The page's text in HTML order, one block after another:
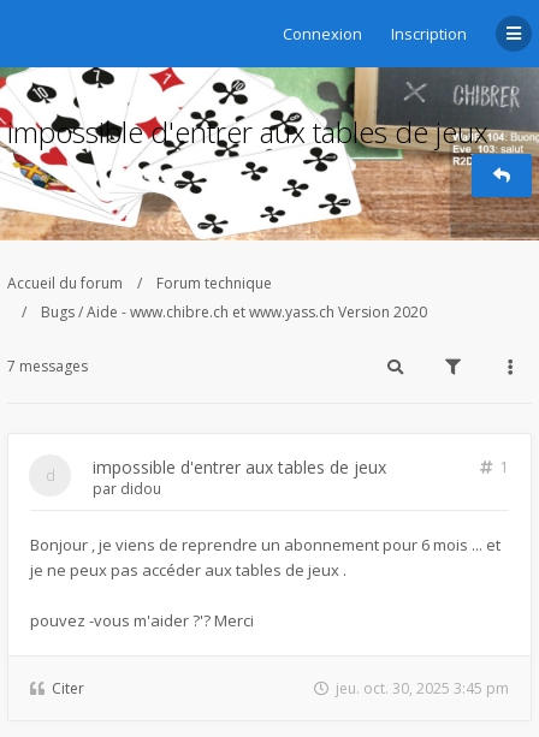
Connexion Inscription
impossible d'entrer aux tables de jeux
Accueil du forum
Forum technique
Bugs / Aide - www.chibre.ch et www.yass.ch Version 2020
7 messages
impossible d'entrer aux tables de jeux
1
par didou
Bonjour , je viens de reprendre un abonnement pour 6 mois ... et
je ne peux pas accéder aux tables de jeux .
pouvez -vous m'aider ?'? Merci
Citer jeu. oct. 30, 2025 3:45 pm